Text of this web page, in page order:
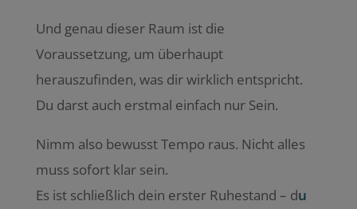
Und genau dieser Raum ist die
Voraussetzung, um überhaupt
herauszufinden, was dir wirklich entspricht.
Du darst auch erstmal einfach nur Sein.
Nimm also bewusst Tempo raus. Nicht alles
muss sofort klar sein.
Es ist schließlich dein erster Ruhestand – du